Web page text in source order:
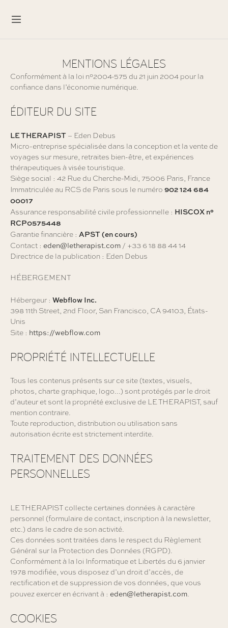
MENTIONS LÉGALES
Conformément à la loi n°2004-575 du 21 juin 2004 pour la
confiance dans l’économie numérique.
ÉDITEUR DU SITE
LE THERAPIST – Eden Debus
Micro-entreprise spécialisée dans la conception et la vente de
voyages sur mesure, retraites bien-être, et expériences
thérapeutiques à visée touristique.
Siège social : 42 Rue du Cherche-Midi, 75006 Paris, France
Immatriculée au RCS de Paris sous le numéro 902 124 684
00017
Assurance responsabilité civile professionnelle : HISCOX n°
RCP0575448
Garantie financière : APST (en cours)
Contact : eden@letherapist.com / +33 6 18 88 44 14
Directrice de la publication : Eden Debus
HÉBERGEMENT
Hébergeur : Webflow Inc.
398 11th Street, 2nd Floor, San Francisco, CA 94103, États-
Unis
Site : https://webflow.com
PROPRIÉTÉ INTELLECTUELLE
Tous les contenus présents sur ce site (textes, visuels,
photos, charte graphique, logo...) sont protégés par le droit
d’auteur et sont la propriété exclusive de LE THERAPIST, sauf
mention contraire.
Toute reproduction, distribution ou utilisation sans
autorisation écrite est strictement interdite.
TRAITEMENT DES DONNÉES
PERSONNELLES
LE THERAPIST collecte certaines données à caractère
personnel (formulaire de contact, inscription à la newsletter,
etc.) dans le cadre de son activité.
Ces données sont traitées dans le respect du Règlement
Général sur la Protection des Données (RGPD).
Conformément à la loi Informatique et Libertés du 6 janvier
1978 modifiée, vous disposez d’un droit d’accès, de
rectification et de suppression de vos données, que vous
pouvez exercer en écrivant à : eden@letherapist.com.
COOKIES